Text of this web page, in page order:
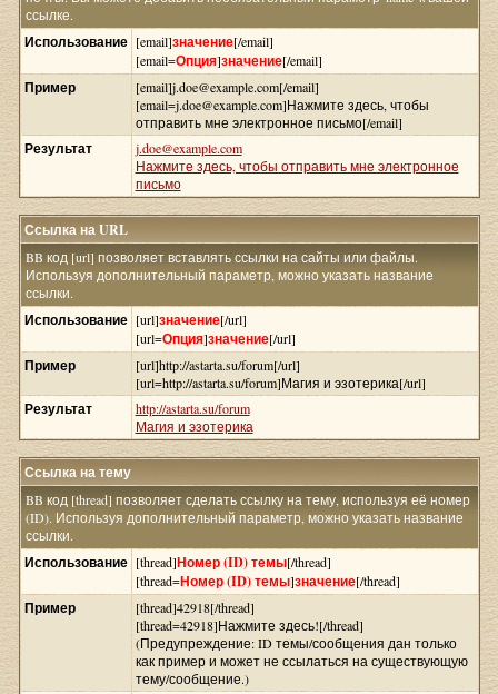
ссылке.
Использование [email]значение[/email]
[email=Опция]значение[/email]
Пример
[email]j.doe@example.com[/email]
[email=j.doe@example.com]Нажмите здесь, чтобы
отправить мне электронное письмо[/email]
Результат
j.doe@example.com
Нажмите здесь, чтобы отправить мне электронное
письмо
Ссылка на URL
BB код [url] позволяет вставлять ссылки на сайты или файлы.
Используя дополнительный параметр, можно указать название
ссылки.
Использование [url]значение[/url]
[url=Опция]значение[/url]
Пример
[url]http://astarta.su/forum[/url]
[url=http://astarta.su/forum]Магия и эзотерика[/url]
Результат
http://astarta.su/forum
Магия и эзотерика
Ссылка на тему
BB код [thread] позволяет сделать ссылку на тему, используя её номер
(ID). Используя дополнительный параметр, можно указать название
ссылки.
Использование [thread]Номер (ID) темы[/thread]
[thread=Номер (ID) темы]значение[/thread]
Пример
[thread]42918[/thread]
[thread=42918]Нажмите здесь![/thread]
(Предупреждение: ID темы/сообщения дан только
как пример и может не ссылаться на существующую
тему/сообщение.)